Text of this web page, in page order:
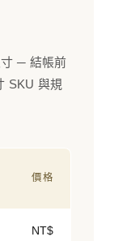
─ 結帳前
SKU 與規
價格
NT$